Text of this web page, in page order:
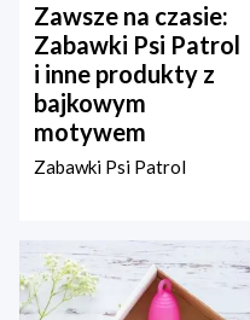
Zawsze na czasie:
Zabawki Psi Patrol
i inne produkty z
bajkowym
motywem
Zabawki Psi Patrol